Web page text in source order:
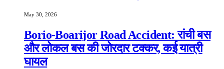
May 30, 2026
Borio-Boarijor Road Accident: रांची बस
और लोकल बस की जोरदार टक्कर, कई यात्री
घायल